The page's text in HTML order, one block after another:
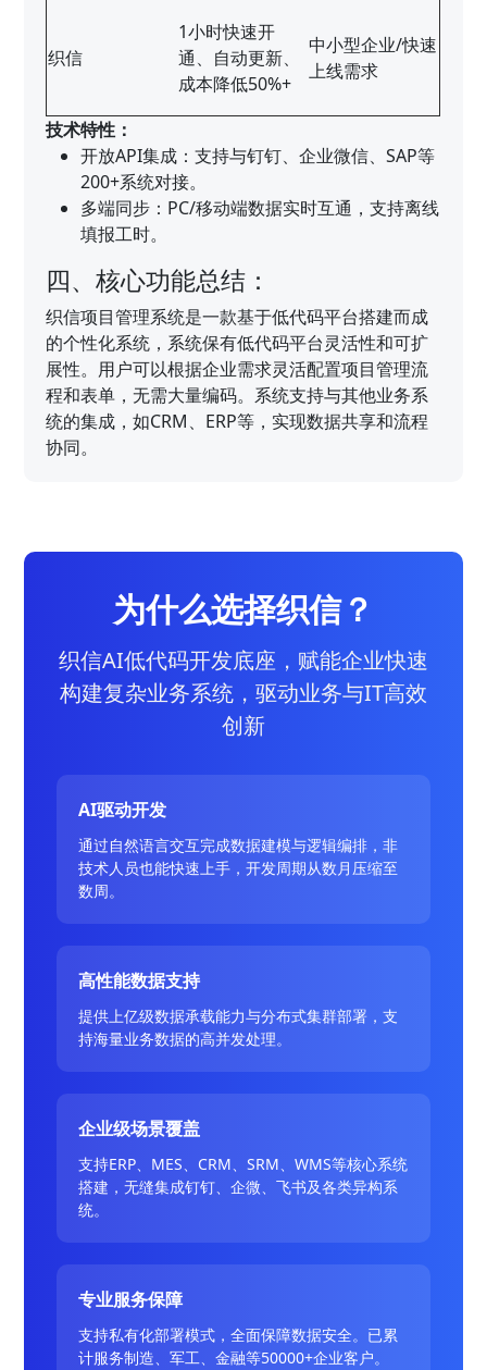
织信
1小时快速开
通、自动更新、
成本降低50%+
中小型企业/快速
上线需求
技术特性：
开放API集成：支持与钉钉、企业微信、SAP等
200+系统对接。
多端同步：PC/移动端数据实时互通，支持离线
填报工时。
四、核心功能总结：
织信项目管理系统是一款基于低代码平台搭建而成
的个性化系统，系统保有低代码平台灵活性和可扩
展性。用户可以根据企业需求灵活配置项目管理流
程和表单，无需大量编码。系统支持与其他业务系
统的集成，如CRM、ERP等，实现数据共享和流程
协同。
为什么选择织信？
织信AI低代码开发底座，赋能企业快速
构建复杂业务系统，驱动业务与IT高效
创新
AI驱动开发
通过自然语言交互完成数据建模与逻辑编排，非
技术人员也能快速上手，开发周期从数月压缩至
数周。
高性能数据支持
提供上亿级数据承载能力与分布式集群部署，支
持海量业务数据的高并发处理。
企业级场景覆盖
支持ERP、MES、CRM、SRM、WMS等核心系统
搭建，无缝集成钉钉、企微、飞书及各类异构系
统。
专业服务保障
支持私有化部署模式，全面保障数据安全。已累
计服务制造、军工、金融等50000+企业客户。